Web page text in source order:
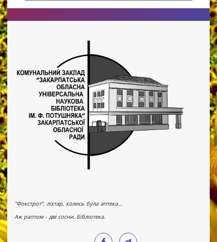
"Фокстрот", ліхтар, колись була аптека...
Аж раптом - дві сосни. Бібліотека.